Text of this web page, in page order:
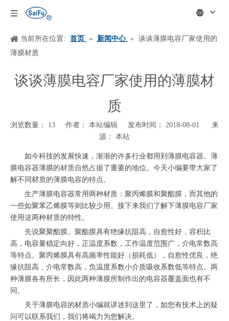
当前所在位置: 首页 » 新闻中心 »
谈谈薄膜电容厂家使用的
薄膜材质
谈谈薄膜电容厂家使用的薄膜材
质
浏览数量： 13 作者： 本站编辑 发布时间： 2018-08-01 来
源： 本站
["wechat","weibo","qzone","douban","email"]
如今科技的发展快速，渐渐的许多行业都用到薄膜电容器。薄
膜电容器薄膜的材质自然占据了重要的地位。今天小编要带大家了
解不同材质的薄膜电容的特点。
生产薄膜电容器常用两种材质：聚丙烯膜和聚酯膜，而其他的
一些如聚苯乙烯膜等则比较少用。接下来我们了解下薄膜电容厂家
使用这两种材质的特性。
先说聚聚酯膜。聚酯膜具有绝缘抗阻高，自愈性好，容积比
高，电容量稳定向好，正温度系数，工作温度范围广，介电常数高
等特点。聚丙烯膜具有高频率性能好（损耗低），自愈性优良，绝
缘抗阻高，介电常数高，负温度系数小介质吸收系数低等特点。两
种薄膜各有所长，因此两种薄膜所制作出的电容器覆盖面也有不
同。
关于薄膜电容的材质小编就讲述到这里了，如您有技术上的疑
问可以联系我们，我们将竭力为您解决。